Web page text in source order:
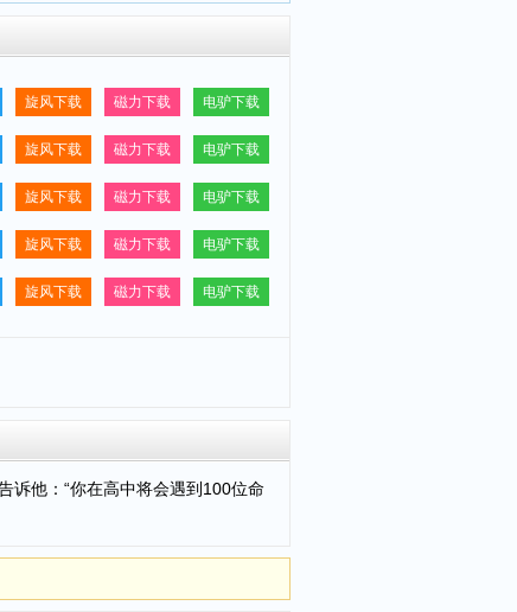
旋风下载 磁力下载 电驴下载
旋风下载 磁力下载 电驴下载
旋风下载 磁力下载 电驴下载
旋风下载 磁力下载 电驴下载
旋风下载 磁力下载 电驴下载
诉他：“你在高中将会遇到100位命